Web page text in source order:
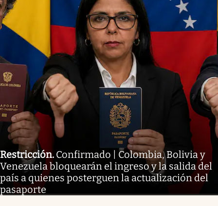
Restricción. Confirmado | Colombia, Bolivia y
Venezuela bloquearán el ingreso y la salida del
país a quienes posterguen la actualización del
pasaporte